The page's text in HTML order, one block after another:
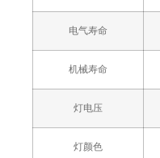
电气寿命
机械寿命
灯电压
灯颜色